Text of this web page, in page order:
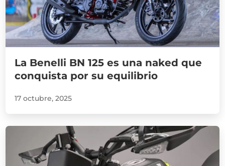
La Benelli BN 125 es una naked que
conquista por su equilibrio
17 octubre, 2025